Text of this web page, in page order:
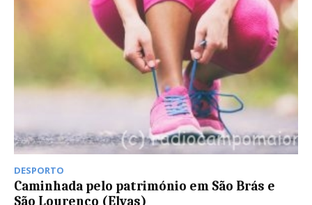
DESPORTO
Caminhada pelo património em São Brás e
São Lourenço (Elvas)